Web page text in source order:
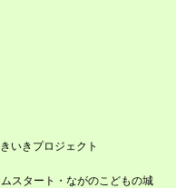
いきプロジェクト
スタート・ながのこどもの城